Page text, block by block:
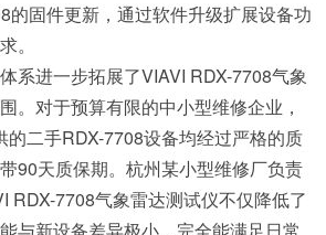
的固件更新，通过软件升级扩展设备功
。
系进一步拓展了VIAVI RDX-7708气象
。对于预算有限的中小型维修企业，
的二手RDX-7708设备均经过严格的质
90天质保期。杭州某小型维修厂负责
RDX-7708气象雷达测试仪不仅降低了